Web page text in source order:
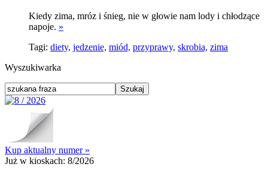
Kiedy zima, mróz i śnieg, nie w głowie nam lody i chłodzące
napoje. »
Tagi: diety, jedzenie, miód, przyprawy, skrobia, zima
Wyszukiwarka
Kup aktualny numer »
Już w kioskach: 8/2026